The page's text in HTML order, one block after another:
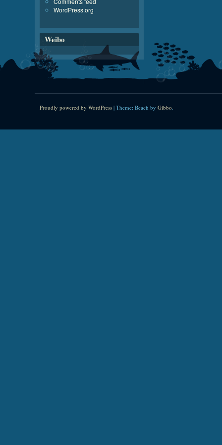
WordPress.org
Weibo
Proudly powered by WordPress | Theme: Beach by Gibbo.